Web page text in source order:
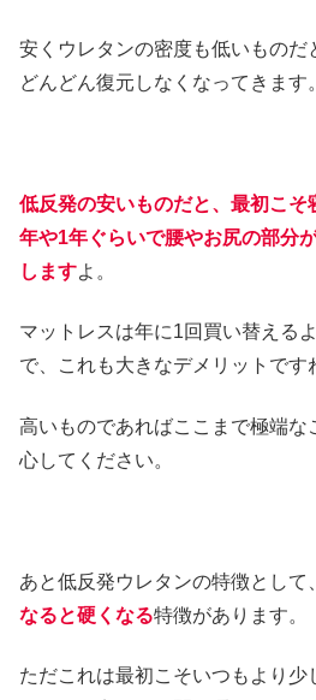
安くウレタンの密度も低いものだ
どんどん復元しなくなってきます。
低反発の安いものだと、最初こそ
年や1年ぐらいで腰やお尻の部分
しますよ。
マットレスは年に1回買い替える
で、これも大きなデメリットです
高いものであればここまで極端な
心してください。
あと低反発ウレタンの特徴として、
なると硬くなる特徴があります。
ただこれは最初こそいつもより少